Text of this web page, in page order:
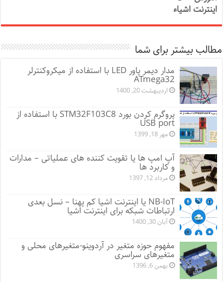
اینترنت اشیاء
مطالب بیشتر برای شما
مدار دیمر پاور LED با استفاده از میکروکنترلر
ATmega32
اردیبهشت 20, 1400
پروگرم کردن بورد STM32F103C8 با استفاده از
USB port
مهر 18, 1399
آپ امپ ها یا تقویت کننده های عملیاتی – مدارات
و کاربرد ها
مرداد 12, 1397
NB-IoT یا اینترنت اشیا کم پهنا – نسل بعدی
ارتباطات شبکه برای اینترنت اشیا
آبان 30, 1400
مفهوم حوزه متغیر در آردوینو-متغیرهای محلی و
متغیرهای سراسری
بهمن 6, 1396